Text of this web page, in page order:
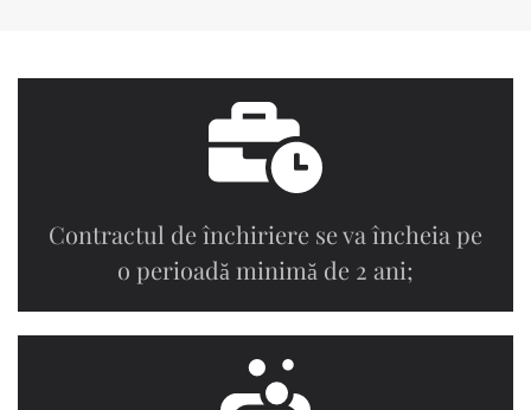
Contractul de închiriere se va încheia pe
o perioadă minimă de 2 ani;